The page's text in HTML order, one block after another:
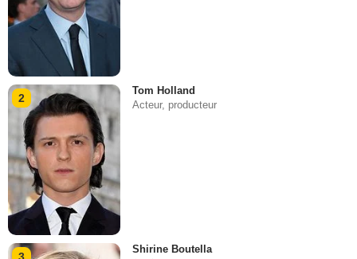
2
Tom Holland
Acteur, producteur
3
Shirine Boutella